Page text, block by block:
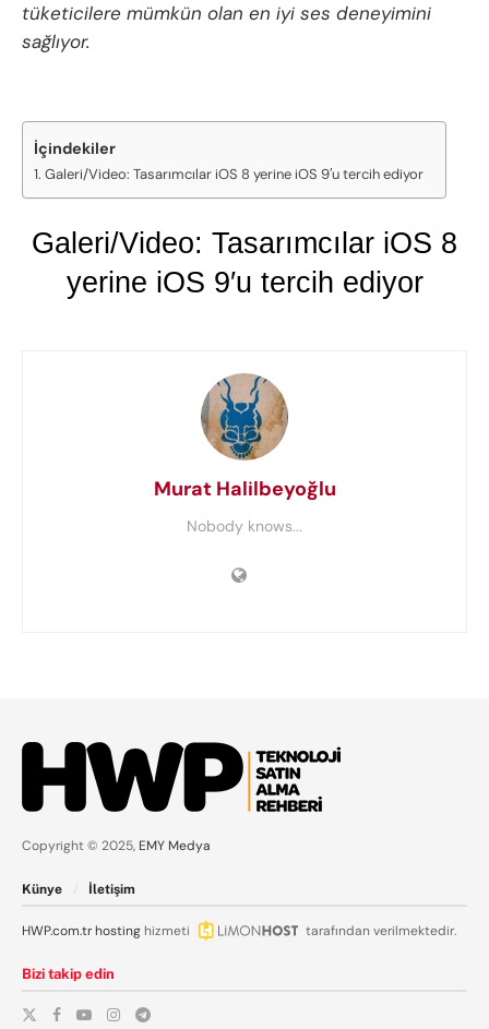
tüketicilere mümkün olan en iyi ses deneyimini
sağlıyor.
İçindekiler
Galeri/Video: Tasarımcılar iOS 8 yerine iOS 9′u tercih ediyor
Galeri/Video: Tasarımcılar iOS 8
yerine iOS 9′u tercih ediyor
Murat Halilbeyoğlu
Nobody knows...
Copyright © 2025, EMY Medya
Künye İletişim
HWP.com.trhosting hizmeti tarafından verilmektedir.
Bizi takip edin